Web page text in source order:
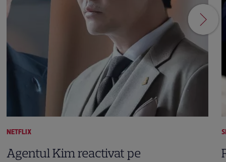
NETFLIX
Agentul Kim reactivat pe